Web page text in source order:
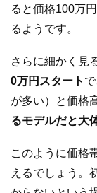
ると価格100万
るようです。
さらに細かく見
0万円スタート
が多い）と価格
るモデルだと大
このように価格
えるでしょう。